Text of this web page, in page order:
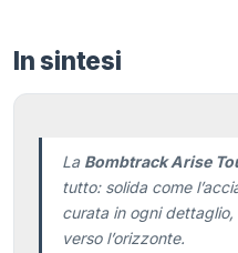
In sintesi
La Bombtrack Arise
tutto: solida come
curata in ogni
verso l’orizzonte.